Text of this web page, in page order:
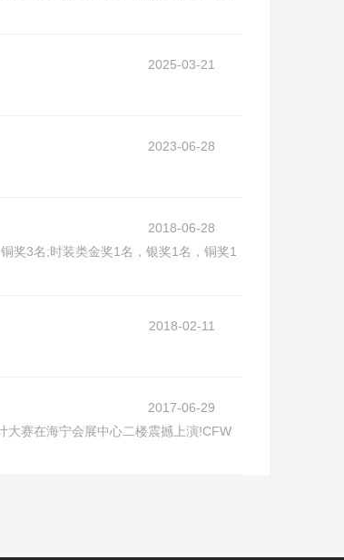
2025-03-21
2023-06-28
2018-06-28
奖3名;时装类金奖1名，银奖1名，铜奖1
2018-02-11
2017-06-29
大赛在海宁会展中心二楼震撼上演!CFW